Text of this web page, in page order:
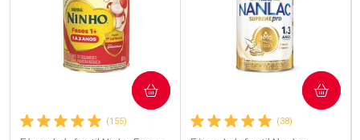
(155)
COMPRAR
(38)
COMPRAR